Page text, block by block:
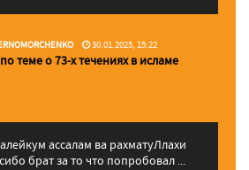
30.01.2025, 15:22
теме о 73-х течениях в исламе
брат за то что попробовал ...